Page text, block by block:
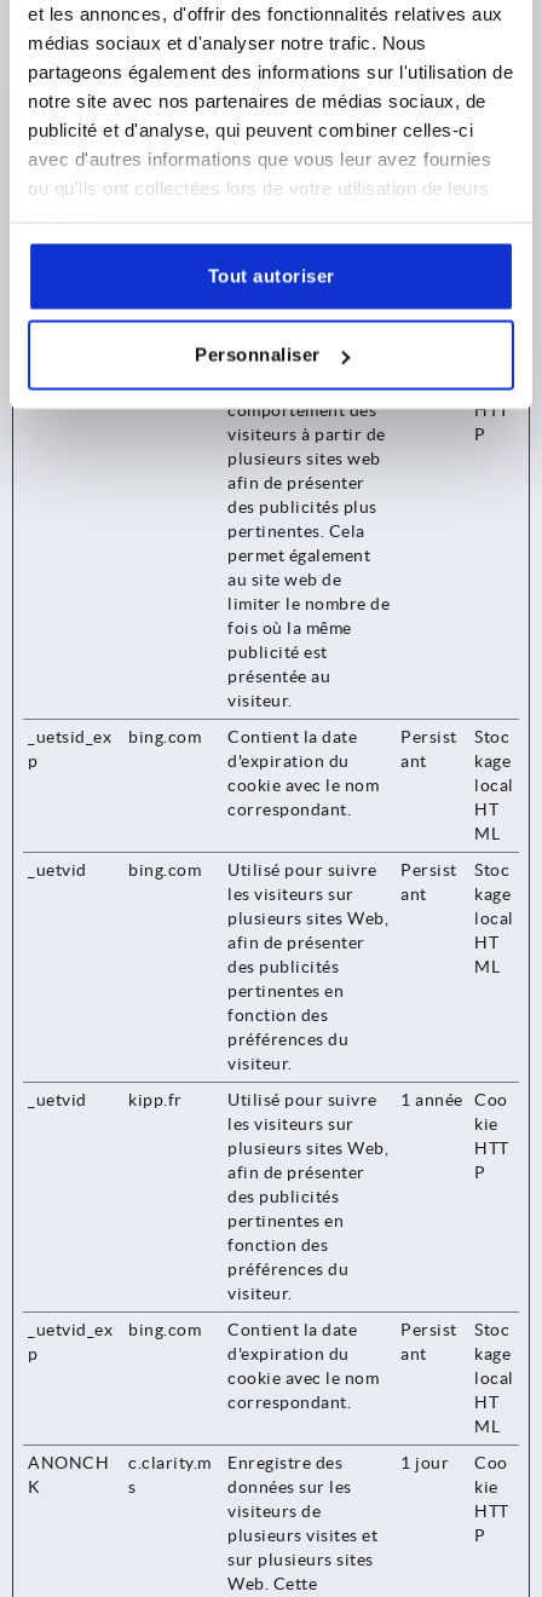
et les annonces, d'offrir des fonctionnalités relatives aux
médias sociaux et d'analyser notre trafic. Nous
partageons également des informations sur l'utilisation de
notre site avec nos partenaires de médias sociaux, de
publicité et d'analyse, qui peuvent combiner celles-ci
avec d'autres informations que vous leur avez fournies
ou qu'ils ont collectées lors de votre utilisation de leurs
Tout autoriser
Personnaliser
optimiser la
pertinence de la
publicité sur le site
web.
_uetsid
bing.com
Utilisé pour suivre
les visiteurs sur
plusieurs sites Web,
fonction des
visiteur.
Persist
ant
kage
local
Collecte des
données sur le
comportement des
visiteurs à partir de
plusieurs sites web
afin de présenter
des publicités plus
pertinentes. Cela
permet également
au site web de
limiter le nombre de
fois où la même
publicité est
présentée au
visiteur.
kie
HTT
P
_uetsid_ex
p
bing.com
Contient la date
d'expiration du
cookie avec le nom
correspondant.
Persist
ant
Stoc
kage
local
HT
ML
_uetvid
bing.com
Utilisé pour suivre
les visiteurs sur
plusieurs sites Web,
afin de présenter
des publicités
pertinentes en
fonction des
préférences du
visiteur.
Persist
ant
Stoc
kage
local
HT
ML
_uetvid kipp.fr
Utilisé pour suivre
les visiteurs sur
plusieurs sites Web,
afin de présenter
des publicités
pertinentes en
fonction des
préférences du
visiteur.
1 année
Coo
kie
HTT
P
_uetvid_ex
p
bing.com
Contient la date
d'expiration du
cookie avec le nom
correspondant.
Persist
ant
Stoc
kage
local
HT
ML
ANONCH
K
c.clarity.m
s
Enregistre des
données sur les
visiteurs de
plusieurs visites et
sur plusieurs sites
Web. Cette
1 jour
Coo
kie
HTT
P